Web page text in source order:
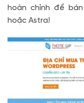
hoàn chỉnh để
hoặc Astra!